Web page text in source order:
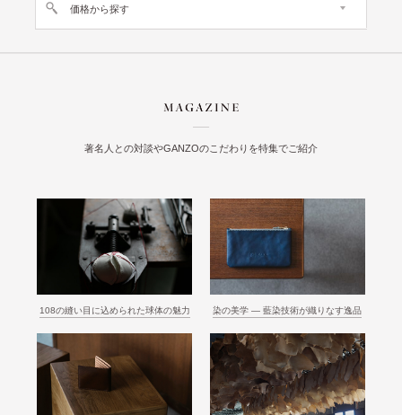
価格から探す
著名人との対談やGANZOのこだわりを特集でご紹介
108の縫い目に込められた球体の魅力 染の美学 ― 藍染技術が織りなす逸品